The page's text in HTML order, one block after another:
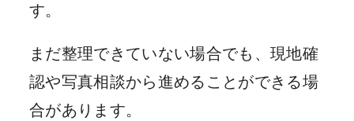
す。
まだ整理できていない場合でも、現地確
認や写真相談から進めることができる場
合があります。